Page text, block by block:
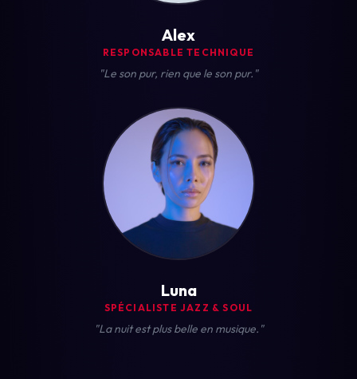
Alex
RESPONSABLE TECHNIQUE
"Le son pur, rien que le son pur."
Luna
SPÉCIALISTE JAZZ & SOUL
"La nuit est plus belle en musique."